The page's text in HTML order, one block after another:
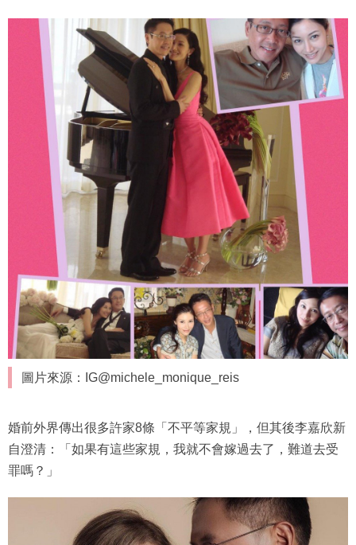
圖片來源：IG@michele_monique_reis
婚前外界傳出很多許家8條「不平等家規」，但其後李嘉欣新
自澄清：「如果有這些家規，我就不會嫁過去了，難道去受
罪嗎？」